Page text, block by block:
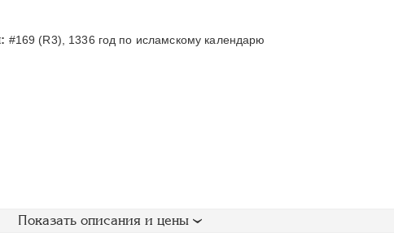
#169 (R3), 1336 год по исламскому календарю
Показать описания и цены